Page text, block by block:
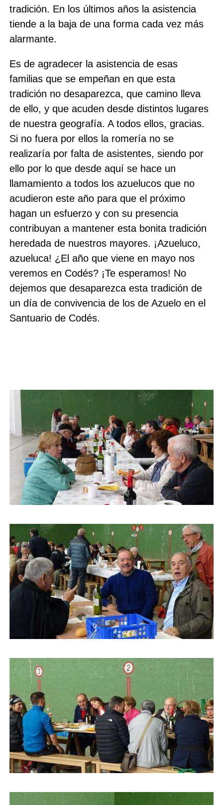
tradición. En los últimos años la asistencia
tiende a la baja de una forma cada vez más
alarmante.
Es de agradecer la asistencia de esas
familias que se empeñan en que esta
tradición no desaparezca, que camino lleva
de ello, y que acuden desde distintos lugares
de nuestra geografía. A todos ellos, gracias.
Si no fuera por ellos la romería no se
realizaría por falta de asistentes, siendo por
ello por lo que desde aquí se hace un
llamamiento a todos los azuelucos que no
acudieron este año para que el próximo
hagan un esfuerzo y con su presencia
contribuyan a mantener esta bonita tradición
heredada de nuestros mayores. ¡Azueluco,
azueluca! ¿El año que viene en mayo nos
veremos en Codés? ¡Te esperamos! No
dejemos que desaparezca esta tradición de
un día de convivencia de los de Azuelo en el
Santuario de Codés.